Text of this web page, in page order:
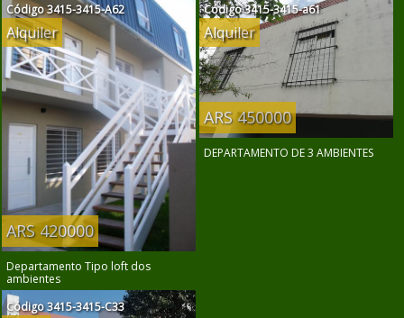
Código3415-3415-A62
Alquiler
ARS 420000
Departamento Tipo loft dos
ambientes
Código3415-3415-a61
Alquiler
ARS 450000
DEPARTAMENTO DE 3 AMBIENTES
Código3415-3415-C33